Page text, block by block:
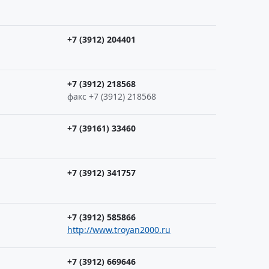
+7 (3912) 204401
+7 (3912) 218568
факс +7 (3912) 218568
+7 (39161) 33460
+7 (3912) 341757
+7 (3912) 585866
http://www.troyan2000.ru
+7 (3912) 669646